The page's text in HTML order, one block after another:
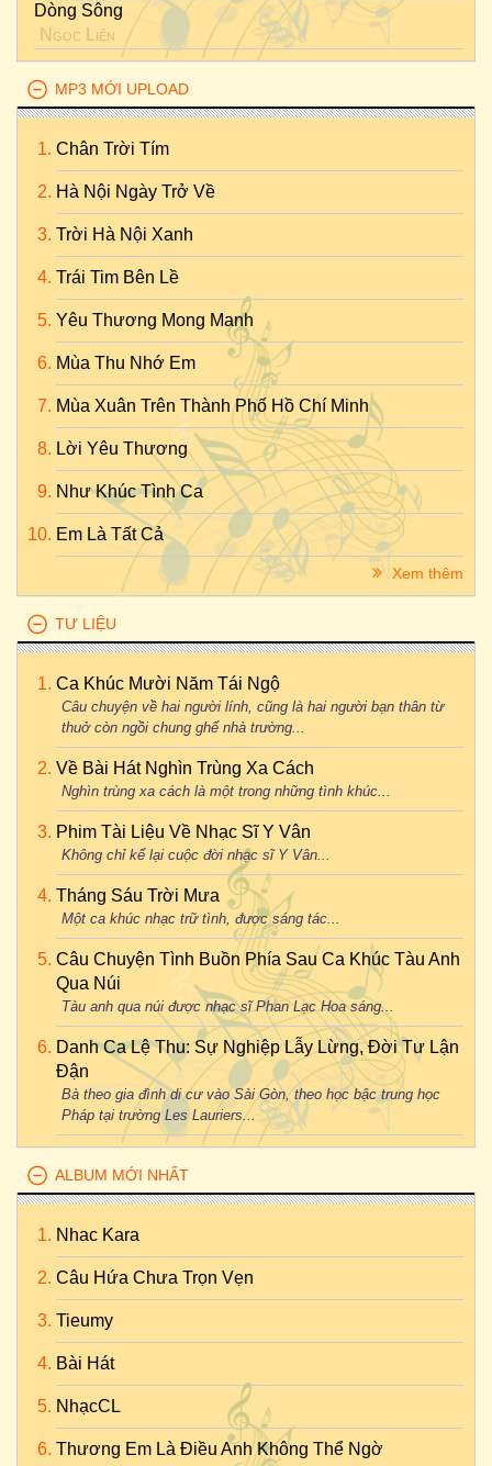
Dòng Sông
Ngọc Liên
MP3 MỚI UPLOAD
Chân Trời Tím
Hà Nội Ngày Trở Về
Trời Hà Nội Xanh
Trái Tim Bên Lề
Yêu Thương Mong Manh
Mùa Thu Nhớ Em
Mùa Xuân Trên Thành Phố Hồ Chí Minh
Lời Yêu Thương
Như Khúc Tình Ca
Em Là Tất Cả
Xem thêm
TƯ LIỆU
Ca Khúc Mười Năm Tái Ngộ
Câu chuyện về hai người lính, cũng là hai người bạn thân từ
thuở còn ngồi chung ghế nhà trường...
Về Bài Hát Nghìn Trùng Xa Cách
Nghìn trùng xa cách là một trong những tình khúc...
Phim Tài Liệu Về Nhạc Sĩ Y Vân
Không chỉ kể lại cuộc đời nhạc sĩ Y Vân...
Tháng Sáu Trời Mưa
Một ca khúc nhạc trữ tình, được sáng tác...
Câu Chuyện Tình Buồn Phía Sau Ca Khúc Tàu Anh
Qua Núi
Tàu anh qua núi được nhạc sĩ Phan Lạc Hoa sáng...
Danh Ca Lệ Thu: Sự Nghiệp Lẫy Lừng, Đời Tư Lận
Đận
Bà theo gia đình di cư vào Sài Gòn, theo học bậc trung học
Pháp tại trường Les Lauriers...
ALBUM MỚI NHẤT
Nhac Kara
Câu Hứa Chưa Trọn Vẹn
Tieumy
Bài Hát
NhạcCL
Thương Em Là Điều Anh Không Thể Ngờ